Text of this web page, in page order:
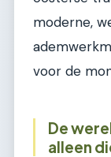
moderne,
voor de
De
alleen